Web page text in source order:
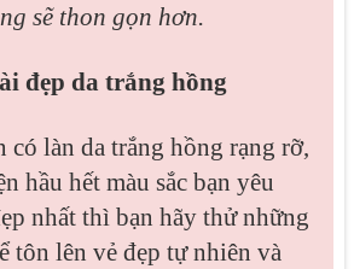
sẽ thon gọn hơn.
đẹp da trắng hồng
làn da trắng hồng rạng rỡ,
hầu hết màu sắc bạn yêu
nhất thì bạn hãy thử những
tôn lên vẻ đẹp tự nhiên và